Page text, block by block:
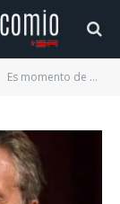
Es momento de despegar